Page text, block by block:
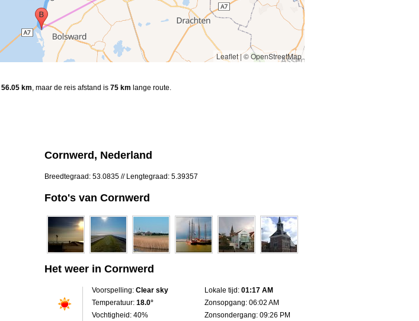
Leaflet|© OpenStreetMap
56.05 km, maar de reis afstand is 75 km lange route.
Cornwerd, Nederland
Breedtegraad: 53.0835 // Lengtegraad: 5.39357
Foto's van Cornwerd
Het weer in Cornwerd
Voorspelling: Clear sky
Temperatuur: 18.0°
Vochtigheid: 40%
Lokale tijd: 01:17 AM
Zonsopgang: 06:02 AM
Zonsondergang: 09:26 PM